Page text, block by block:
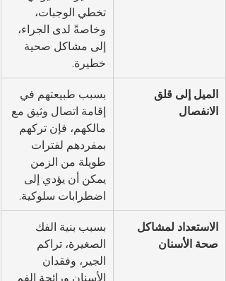
تخطي الوجبات،
وخاصةً لدى الجراء،
إلى مشاكل صحية
خطيرة.
الميل إلى قلق
الانفصال
بسبب طبيعتهم في
إقامة اتصال وثيق مع
مالكهم، فإن تركهم
بمفردهم لفترات
طويلة من الزمن
يمكن أن يؤدي إلى
اضطرابات سلوكية.
الاستعداد لمشاكل
صحة الأسنان
بسبب بنية الفك
الصغيرة، تراكم
الجير، وفقدان
الأسنان ورائحة الفم